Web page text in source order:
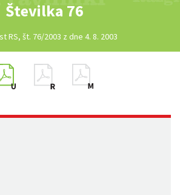
Številka 76
RS, št. 76/2003 z dne 4. 8. 2003